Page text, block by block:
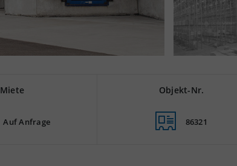
Miete
Auf Anfrage
Objekt-Nr.
86321